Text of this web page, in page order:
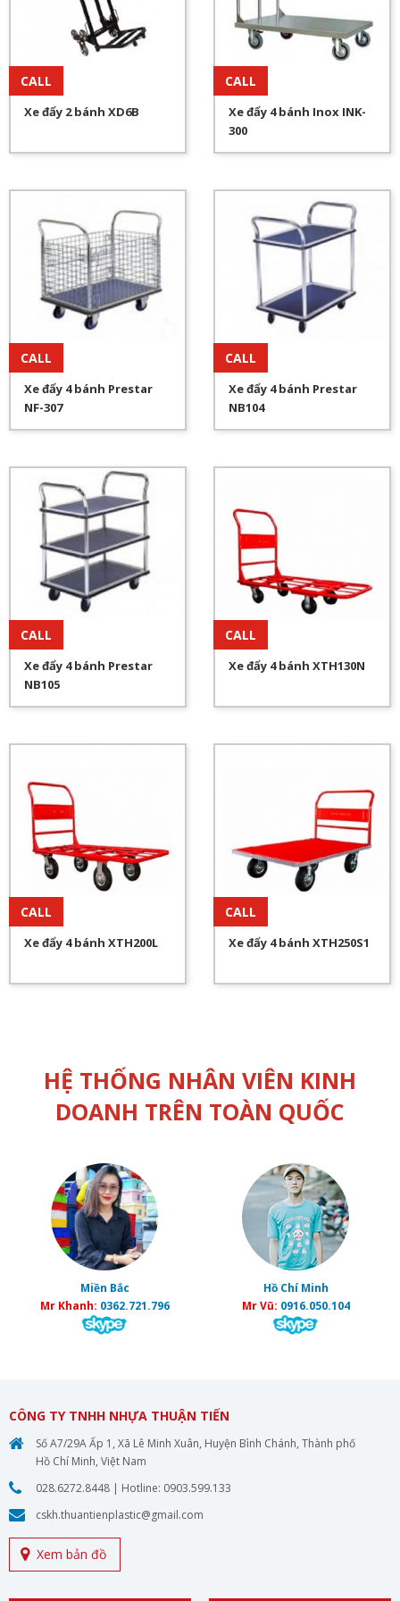
CÔNG TY TNHH NHỰA THUẬN TIẾN
Số A7/29A Ấp 1, Xã Lê Minh Xuân, Huyện Bình
Chánh, Thành phố Hồ Chí Minh, Việt Nam
Hotline:
0903.599.133
Email: cskh.thuantienplastic@gmail.com
CALL
Xe đẩy 2 bánh XD6B
CALL
Xe đẩy 4 bánh Inox INK-
300
CALL
Xe đẩy 4 bánh Prestar
NF-307
CALL
Xe đẩy 4 bánh Prestar
NB104
CALL
Xe đẩy 4 bánh Prestar
NB105
CALL
Xe đẩy 4 bánh XTH130N
CALL
Xe đẩy 4 bánh XTH200L
CALL
Xe đẩy 4 bánh XTH250S1
HỆ THỐNG NHÂN VIÊN KINH
DOANH TRÊN TOÀN QUỐC
Miền Bắc
Mr Khanh: 0362.721.796
Hồ Chí Minh
Mr Vũ: 0916.050.104
CÔNG TY TNHH NHỰA THUẬN TIẾN
Số A7/29A Ấp 1, Xã Lê Minh Xuân, Huyện Bình Chánh, Thành phố
Hồ Chí Minh, Việt Nam
028.6272.8448 | Hotline: 0903.599.133
cskh.thuantienplastic@gmail.com
Xem bản đồ